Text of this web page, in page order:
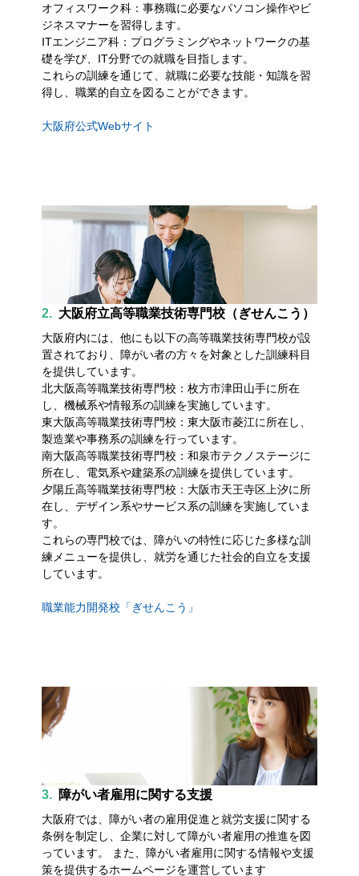
オフィスワーク科：事務職に必要なパソコン操作やビ
ジネスマナーを習得します。
ITエンジニア科：プログラミングやネットワークの基
礎を学び、IT分野での就職を目指します。
これらの訓練を通じて、就職に必要な技能・知識を習
得し、職業的自立を図ることができます。
大阪府公式Webサイト
2. 大阪府立高等職業技術専門校（ぎせんこう）
大阪府内には、他にも以下の高等職業技術専門校が設
置されており、障がい者の方々を対象とした訓練科目
を提供しています。
北大阪高等職業技術専門校：枚方市津田山手に所在
し、機械系や情報系の訓練を実施しています。
東大阪高等職業技術専門校：東大阪市菱江に所在し、
製造業や事務系の訓練を行っています。
南大阪高等職業技術専門校：和泉市テクノステージに
所在し、電気系や建築系の訓練を提供しています。
夕陽丘高等職業技術専門校：大阪市天王寺区上汐に所
在し、デザイン系やサービス系の訓練を実施していま
す。
これらの専門校では、障がいの特性に応じた多様な訓
練メニューを提供し、就労を通じた社会的自立を支援
しています。
職業能力開発校「ぎせんこう」
3. 障がい者雇用に関する支援
大阪府では、障がい者の雇用促進と就労支援に関する
条例を制定し、企業に対して障がい者雇用の推進を図
っています。 また、障がい者雇用に関する情報や支援
策を提供するホームページを運営しています